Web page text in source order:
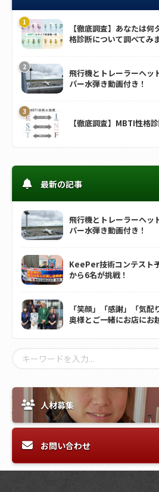
【徹底調査】あなたは
格診断について調べてみ
飛行機とトレーラーヘッ
パー水弾き動画付き！
【徹底調査】MBTI性格
最新の記事
飛行機とトレーラーヘッ
パー水弾き動画付き！
KeePer技術コンテスト
から6名が挑戦！
「笑顔」「感謝」「気
奥様とご一緒にお店にお
人材募集
お問い合わせ